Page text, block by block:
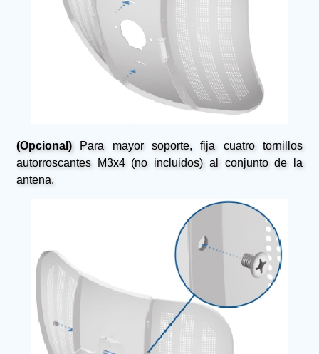
(Opcional) Para mayor soporte, fija cuatro tornillos
autorroscantes M3x4 (no incluidos) al conjunto de la
antena.